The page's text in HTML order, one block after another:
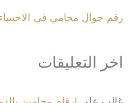
رقم جوال محامي في
اخر التعليقات